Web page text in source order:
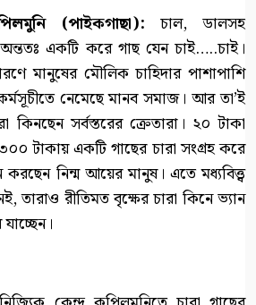
(পাইকগাছা): চাল, ডালসহ
অন্ততঃ একটি করে গাছ যেন চাই…..চাই।
মানুষের মৌলিক চাহিদার পাশাপাশি
নেমেছে মানব সমাজ। আর তা’ই
কিনছেন সর্বস্তরের ক্রেতারা। ২০ টাকা
টাকায় একটি গাছের চারা সংগ্রহ করে
নিন্ম আয়ের মানুষ। এতে মধ্যবিত্ত্ব
তারাও রীতিমত বৃক্ষের চারা কিনে ভ্যান